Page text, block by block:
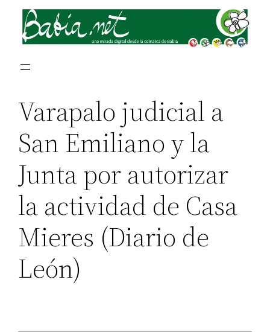
Varapalo judicial a
San Emiliano y la
Junta por autorizar
la actividad de Casa
Mieres (Diario de
León)